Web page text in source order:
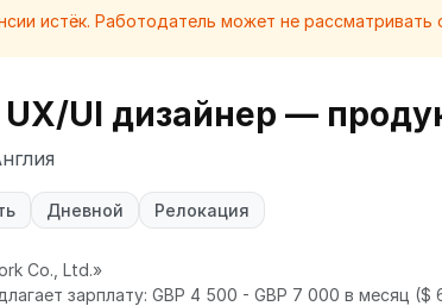
истёк. Работодатель может не рассматривать
UI дизайнер —
Дневной Релокация
Co., Ltd.»
зарплату: GBP 4 500 - GBP 7 000 в месяц ($